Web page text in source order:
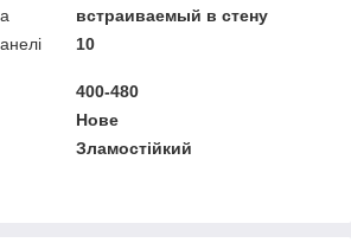
встраиваемый в стену
10
400-480
Нове
Зламостійкий